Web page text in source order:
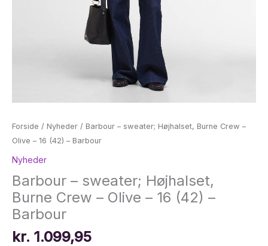
Forside / Nyheder / Barbour – sweater; Højhalset, Burne Crew –
Olive – 16 (42) – Barbour
Nyheder
Barbour – sweater; Højhalset,
Burne Crew – Olive – 16 (42) –
Barbour
kr. 1.099,95